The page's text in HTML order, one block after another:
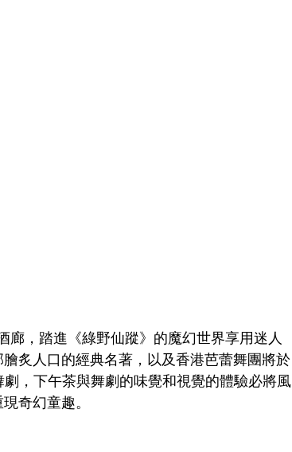
，踏進《綠野仙蹤》的魔幻世界享用迷人
炙人口的經典名著，以及香港芭蕾舞團將於
，下午茶與舞劇的味覺和視覺的體驗必將風
奇幻童趣。